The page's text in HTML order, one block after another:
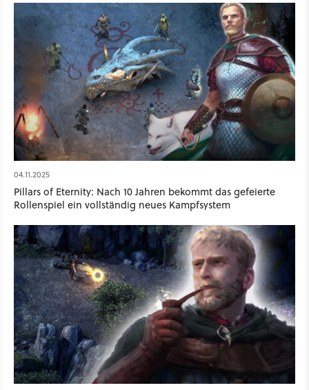
04.11.2025
Pillars of Eternity: Nach 10 Jahren bekommt das gefeierte
Rollenspiel ein vollständig neues Kampfsystem